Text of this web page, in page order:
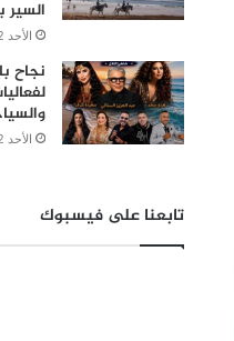
الأحد 2 أغسطس 2026
نجاح
الأحد 2 أغسطس 2026
تابعنا على فيسبوك